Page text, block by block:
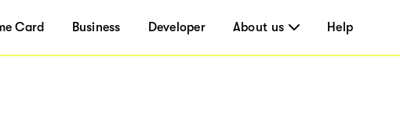
Card Business Developer About us Help